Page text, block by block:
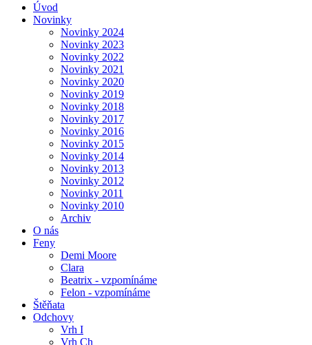
Úvod
Novinky
Novinky 2024
Novinky 2023
Novinky 2022
Novinky 2021
Novinky 2020
Novinky 2019
Novinky 2018
Novinky 2017
Novinky 2016
Novinky 2015
Novinky 2014
Novinky 2013
Novinky 2012
Novinky 2011
Novinky 2010
Archiv
O nás
Feny
Demi Moore
Clara
Beatrix - vzpomínáme
Felon - vzpomínáme
Štěňata
Odchovy
Vrh I
Vrh Ch